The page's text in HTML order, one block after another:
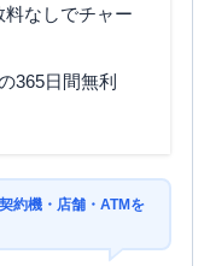
なしでチャー
365日間無利
約機・店舗・ATMを